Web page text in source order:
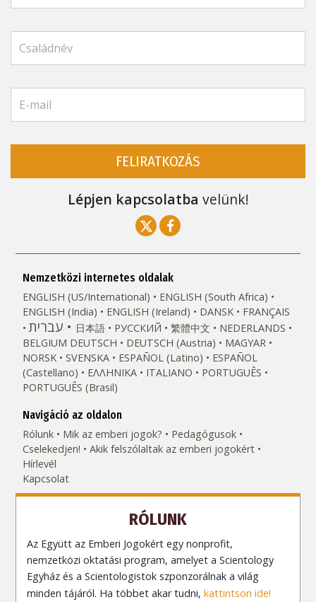
FELIRATKOZÁS
Lépjen kapcsolatba velünk!
Nemzetközi internetes oldalak
ENGLISH (US/International)
ENGLISH (South Africa)
ENGLISH (India)
ENGLISH (Ireland) DANSK FRANÇAIS
עברית 日本語 РУССКИЙ 繁體中文
NEDERLANDS
BELGIUM DEUTSCH DEUTSCH (Austria)
MAGYAR
NORSK
SVENSKA ESPAÑOL (Latino)
ESPAÑOL
(Castellano)
ΕΛΛΗΝΙΚA ITALIANO
PORTUGUÊS
PORTUGUÊS (Brasil)‎
Navigáció az oldalon
Rólunk
Mik az emberi jogok?
Pedagógusok
Cselekedjen!
Akik felszólaltak az emberi jogokért
Hírlevél
Kapcsolat
RÓLUNK
Az Együtt az Emberi Jogokért egy nonprofit,
nemzetközi oktatási program, amelyet a Scientology
Egyház és a Scientologistok szponzorálnak a világ
minden tájáról. Ha többet akar tudni,kattintson ide!